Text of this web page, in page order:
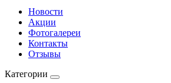
Новости
Акции
Фотогалереи
Контакты
Отзывы
Категории